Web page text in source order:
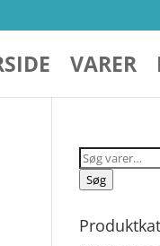
VARER
Søg
efter:
Søg